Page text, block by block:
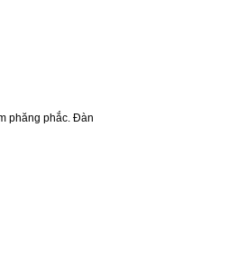
phăng phắc. Đàn